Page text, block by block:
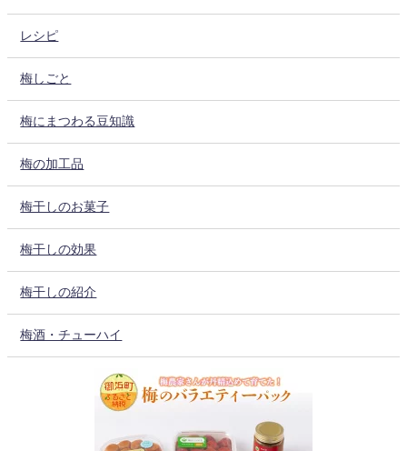
レシピ
梅しごと
梅にまつわる豆知識
梅の加工品
梅干しのお菓子
梅干しの効果
梅干しの紹介
梅酒・チューハイ